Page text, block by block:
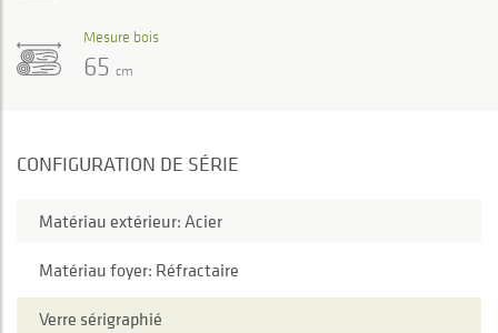
Mesure bois
65 cm
CONFIGURATION DE SÉRIE
Matériau extérieur: Acier
Matériau foyer: Réfractaire
Verre sérigraphié